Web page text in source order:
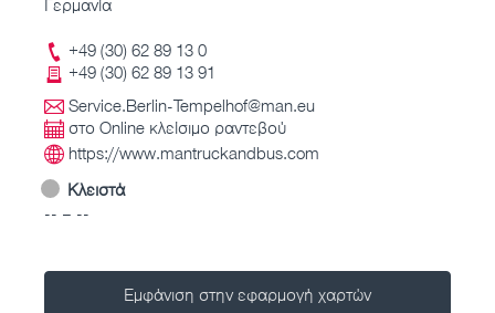
+49 (30) 62 89 13 0
+49 (30) 62 89 13 91
Service.Berlin-Tempelhof@man.eu
στο Online κλείσιμο ραντεβού
https://www.mantruckandbus.com
Κλειστά
-- – --
Εμφάνιση στην εφαρμογή χαρτών